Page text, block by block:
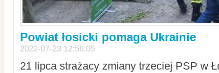
Powiat łosicki pomaga Ukrainie
2022-07-23 12:56:05
21 lipca strażacy zmiany trzeciej PSP w